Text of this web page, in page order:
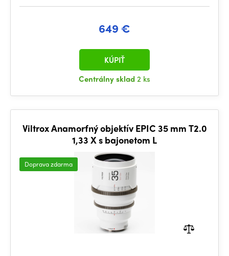
649 €
Centrálny sklad2 ks
KÚPIŤ
Viltrox Anamorfný objektív EPIC 35 mm T2.0
1,33 X s bajonetom L
Doprava zdarma